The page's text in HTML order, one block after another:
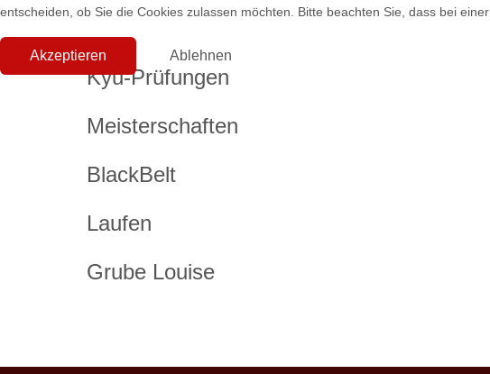
Kyu-Prüfungen
Meisterschaften
BlackBelt
Laufen
Grube Louise
entscheiden, ob Sie die Cookies zulassen möchten. Bitte beachten Sie, dass bei
Akzeptieren Ablehnen